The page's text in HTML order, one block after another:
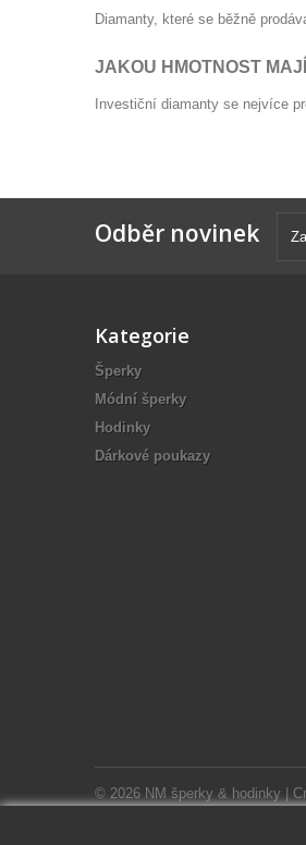
Diamanty, které se běžně
JAKOU HMOTNOST
Investiční diamanty se nejvíce
Odběr novinek
Kategorie
Šperky
Módní šperky
Hodinky
Dárkové poukazy
© 2026 NM šperky & hodinky |